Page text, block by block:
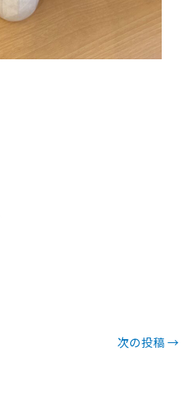
次の投稿→